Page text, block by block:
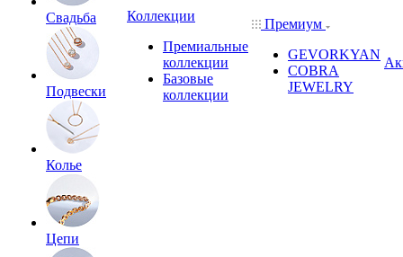
Свадьба
Подвески
Колье
Цепи
Коллекции
Премиальные
коллекции
Базовые
коллекции
Премиум
GEVORKYAN
COBRA
JEWELRY